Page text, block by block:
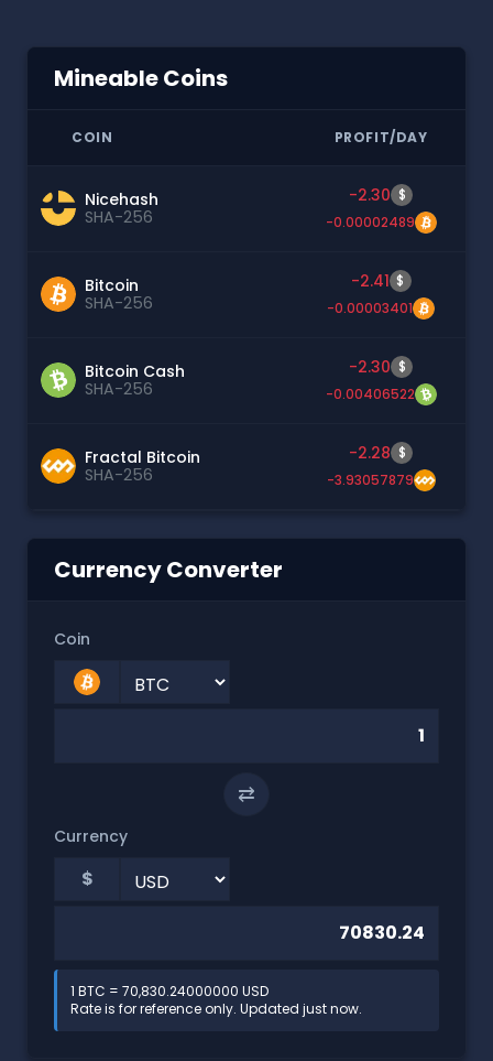
Mineable Coins
COIN PROFIT/DAY
Nicehash
SHA-256
-2.30 $
-0.00002489
Bitcoin
SHA-256
-2.41 $
-0.00003401
Bitcoin Cash
SHA-256
-2.30 $
-0.00406522
Fractal Bitcoin
SHA-256
-2.28 $
-3.93057879
Currency Converter
Coin
⇄
Currency
$
1 BTC = 70,830.24000000 USD
Rate is for reference only. Updated just now.